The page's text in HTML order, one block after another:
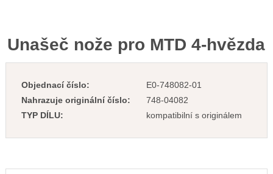
Unašeč nože pro MTD 4-hvězda
Objednací číslo:
E0-748082-01
Nahrazuje originální číslo:
748-04082
TYP DÍLU:
kompatibilní s originálem